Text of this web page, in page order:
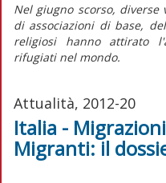
Nel giugno scorso,
di associazioni di base,
religiosi hanno attirato
rifugiati nel mondo.
Attualità, 2012-20
Italia -
Migranti: il